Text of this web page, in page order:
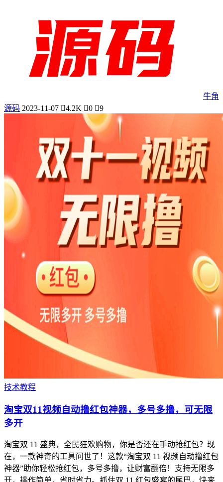
牛角
源码 2023-11-07 4.2K 0 9
技术教程
淘宝双11视频自动撸红包神器，多号多撸，可无限
多开
淘宝双 11 盛典，全民狂欢购物，你是否还在手动抢红包？现
在，一款神奇的工具问世了！这款“淘宝双 11 视频自动撸红包
神器”助你轻松抢红包，多号多撸，让财富翻倍！支持无限多